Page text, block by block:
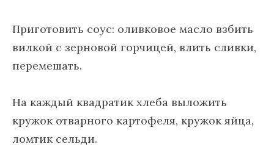
Приготовить соус: оливковое масло взбить
вилкой с зерновой горчицей, влить сливки,
перемешать.
На каждый квадратик хлеба выложить
кружок отварного картофеля, кружок яйца,
ломтик сельди.